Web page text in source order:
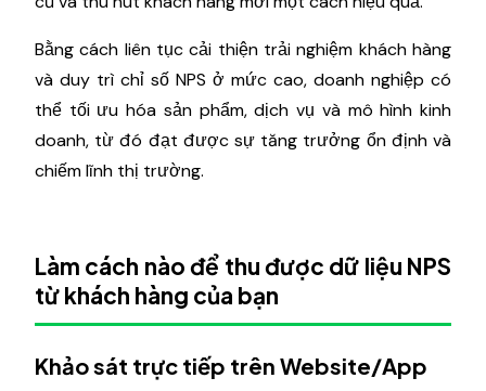
Bằng cách liên tục cải thiện trải nghiệm khách hàng
và duy trì chỉ số NPS ở mức cao, doanh nghiệp có
thể tối ưu hóa sản phẩm, dịch vụ và mô hình kinh
doanh, từ đó đạt được sự tăng trưởng ổn định và
chiếm lĩnh thị trường.
Làm cách nào để thu được dữ liệu NPS
từ khách hàng của bạn
Khảo sát trực tiếp trên Website/App